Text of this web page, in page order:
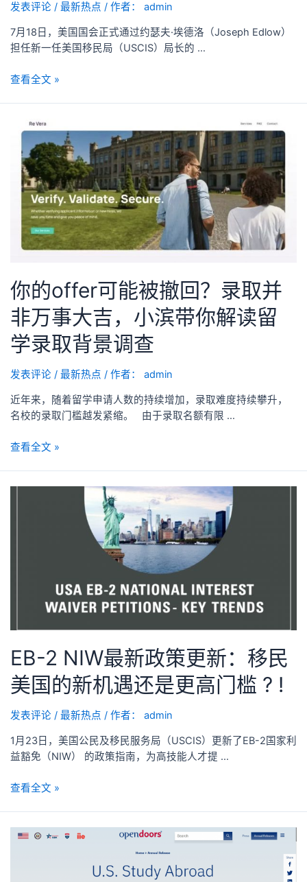
发表评论 / 最新热点 / 作者： admin
7月18日，美国国会正式通过约瑟夫·埃德洛（Joseph Edlow）
担任新一任美国移民局（USCIS）局长的 …
查看全文 »
你的offer可能被撤回？录取并
非万事大吉，小滨带你解读留
学录取背景调查
发表评论 / 最新热点 / 作者： admin
近年来，随着留学申请人数的持续增加，录取难度持续攀升，
名校的录取门槛越发紧缩。 由于录取名额有限 …
查看全文 »
EB-2 NIW最新政策更新：移民
美国的新机遇还是更高门槛 ? !
发表评论 / 最新热点 / 作者： admin
1月23日，美国公民及移民服务局（USCIS）更新了EB-2国家利
益豁免（NIW） 的政策指南，为高技能人才提 …
查看全文 »